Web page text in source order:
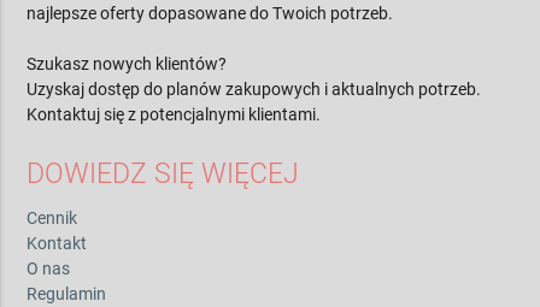
najlepsze oferty dopasowane do Twoich potrzeb.
Szukasz nowych klientów?
Uzyskaj dostęp do planów zakupowych i aktualnych potrzeb.
Kontaktuj się z potencjalnymi klientami.
DOWIEDZ SIĘ WIĘCEJ
Cennik
Kontakt
O nas
Regulamin